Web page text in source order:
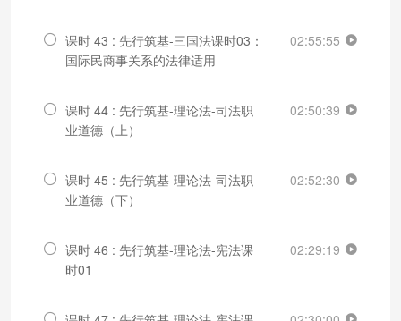
课时 43 : 先行筑基-三国法课时03：
国际民商事关系的法律适用
02:55:55
课时 44 : 先行筑基-理论法-司法职
业道德（上）
02:50:39
课时 45 : 先行筑基-理论法-司法职
业道德（下）
02:52:30
课时 46 : 先行筑基-理论法-宪法课
时01
02:29:19